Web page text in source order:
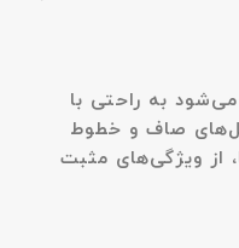
به راحتی با
صاف و خطوط
از ویژگی‌های مثبت